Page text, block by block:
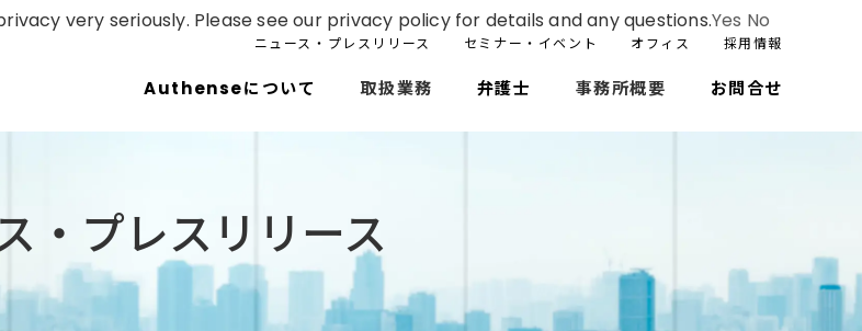
ニュース・プレスリリース セミナー・イベント オフィス 採用情報
Authenseについて 取扱業務 弁護士 事務所概要 お問合せ
・プレスリリース
very seriously. Please see our privacy policy for details and any questions.Yes No